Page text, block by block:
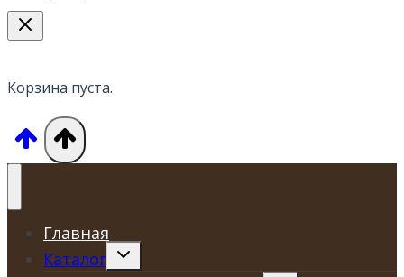
Корзина пуста.
Главная
Каталог
Переключить